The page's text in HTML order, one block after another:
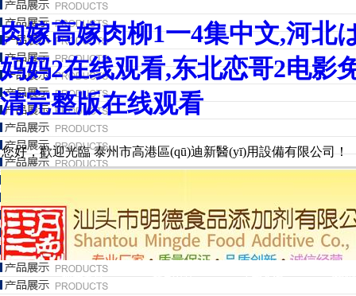
肉嫁高嫁肉柳1一4集中文,河北
妈妈2在线观看,东北恋哥2电影
清完整版在线观看
您好，歡迎光臨 泰州市高港區(qū)迪新醫(yī)用設備有限公司！
迪新首頁 產品中心 工程案例 資